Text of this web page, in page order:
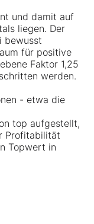
und damit auf
liegen. Der
bewusst
für positive
Faktor 1,25
werden.
- etwa die
top aufgestellt,
Profitabilität
Topwert in